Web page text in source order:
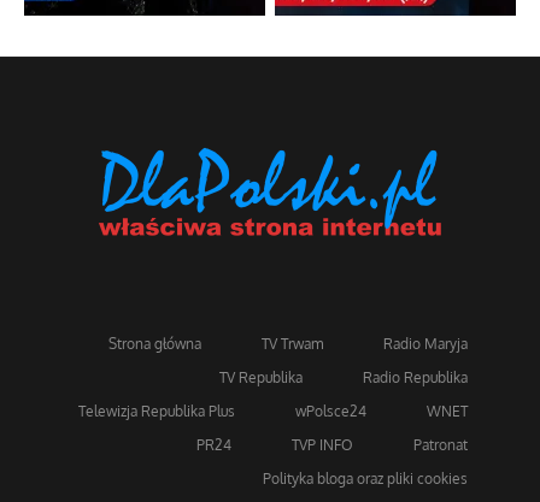
Strona główna TV Trwam
Radio Maryja
TV Republika
Radio Republika
Telewizja Republika Plus
wPolsce24
WNET
PR24
TVP INFO
Patronat
Polityka bloga oraz pliki cookies